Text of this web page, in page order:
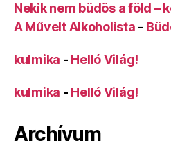
Nekik nem büdös a föld –
A Művelt Alkoholista -
kulmika - Helló Világ!
kulmika - Helló Világ!
Archívum